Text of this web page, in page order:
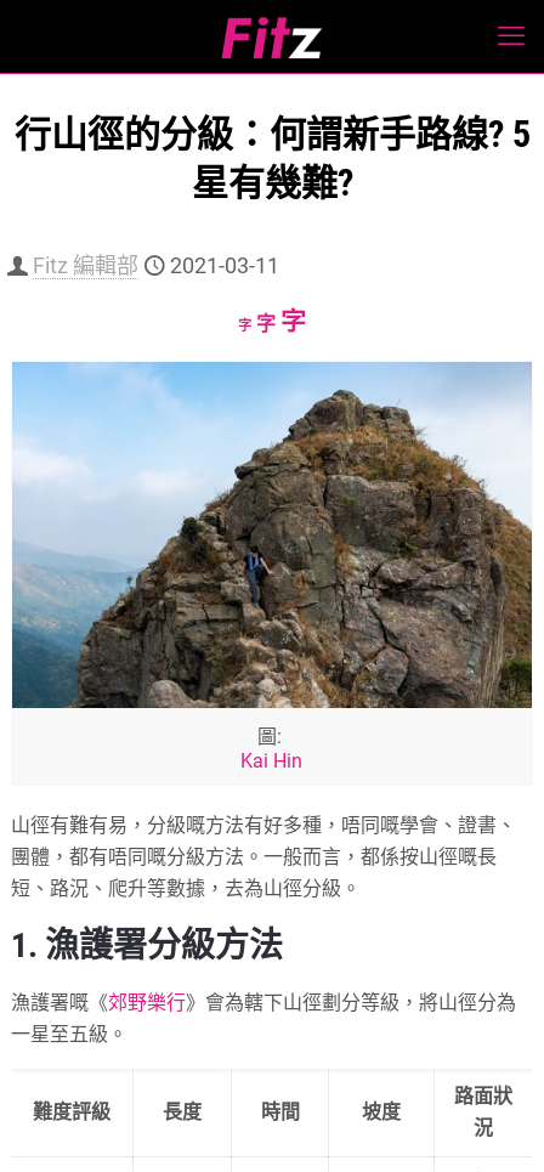
行山徑的分級：何謂新手路線? 5
星有幾難?
Fitz 編輯部 2021-03-11
字Decrease
字Reset
字Increase
size.
圖:
Kai Hin
山徑有難有易，分級嘅方法有好多種，唔同嘅學會、證書、
團體，都有唔同嘅分級方法。一般而言，都係按山徑嘅長
短、路況、爬升等數據，去為山徑分級。
1. 漁護署分級方法
漁護署嘅《郊野樂行》會為轄下山徑劃分等級，將山徑分為
一星至五級。
難度評級 長度 時間 坡度
路面狀
況